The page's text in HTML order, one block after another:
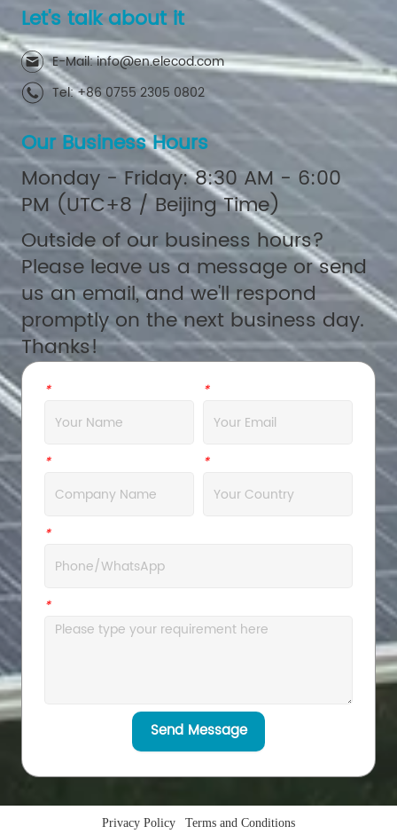
Let's talk about it
E-Mail: info@en.elecod.com
Tel: +86 0755 2305 0802
Our Business Hours
Monday - Friday: 8:30 AM - 6:00
PM (UTC+8 / Beijing Time)
Outside of our business hours?
Please leave us a message or send
us an email, and we'll respond
promptly on the next business day.
Thanks!
*Name *Email
*Company *Address
*WhatsApp
*Message
Send Message
Privacy Policy Terms and Conditions